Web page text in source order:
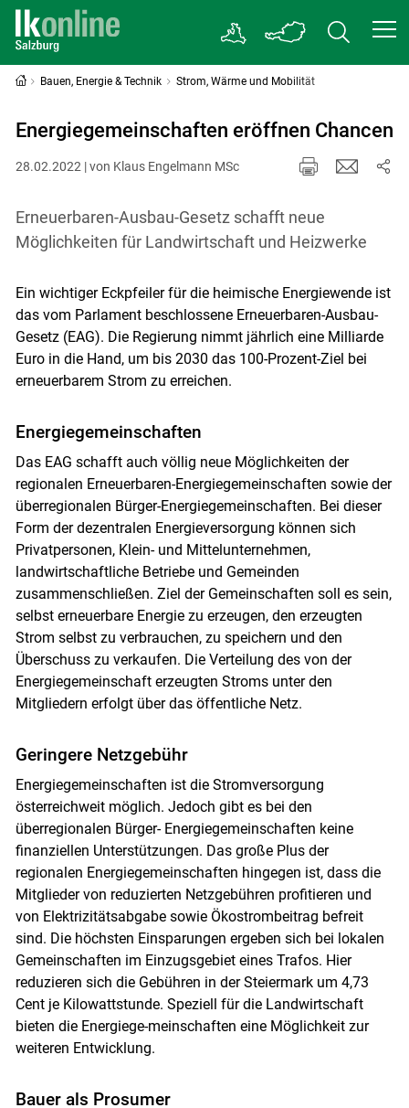
Skip to main content
Bauen, Energie & Technik Strom, Wärme und Mobilität
Energiegemeinschaften eröffnen Chancen
28.02.2022 | von Klaus Engelmann MSc
Erneuerbaren-Ausbau-Gesetz schafft neue
Möglichkeiten für Landwirtschaft und Heizwerke
Ein wichtiger Eckpfeiler für die heimische Energiewende ist
das vom Parlament beschlossene Erneuerbaren-Ausbau-
Gesetz (EAG). Die Regierung nimmt jährlich eine Milliarde
Euro in die Hand, um bis 2030 das 100-Prozent-Ziel bei
erneuerbarem Strom zu erreichen.
Energiegemeinschaften
Das EAG schafft auch völlig neue Möglichkeiten der
regionalen Erneuerbaren-Energiegemeinschaften sowie der
überregionalen Bürger-Energiegemeinschaften. Bei dieser
Form der dezentralen Energieversorgung können sich
Privatpersonen, Klein- und Mittelunternehmen,
landwirtschaftliche Betriebe und Gemeinden
zusammenschließen. Ziel der Gemeinschaften soll es sein,
selbst erneuerbare Energie zu erzeugen, den erzeugten
Strom selbst zu verbrauchen, zu speichern und den
Überschuss zu verkaufen. Die Verteilung des von der
Energiegemeinschaft erzeugten Stroms unter den
Mitgliedern erfolgt über das öffentliche Netz.
Geringere Netzgebühr
Energiegemeinschaften ist die Stromversorgung
österreichweit möglich. Jedoch gibt es bei den
überregionalen Bürger- Energiegemeinschaften keine
finanziellen Unterstützungen. Das große Plus der
regionalen Energiegemeinschaften hingegen ist, dass die
Mitglieder von reduzierten Netzgebühren profitieren und
von Elektrizitätsabgabe sowie Ökostrombeitrag befreit
sind. Die höchsten Einsparungen ergeben sich bei lokalen
Gemeinschaften im Einzugsgebiet eines Trafos. Hier
reduzieren sich die Gebühren in der Steiermark um 4,73
Cent je Kilowattstunde. Speziell für die Landwirtschaft
bieten die Energiege-meinschaften eine Möglichkeit zur
weiteren Entwicklung.
Bauer als Prosumer